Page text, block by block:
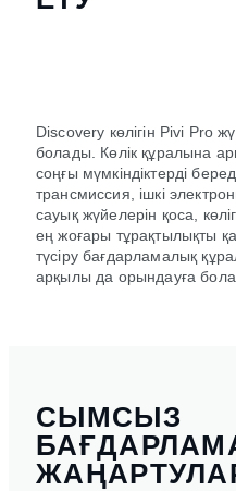
Discovery көлігін Pivi Pro
болады. Көлік құралына
соңғы мүмкіндіктерді
трансмиссия, ішкі
сауық жүйелерін қоса,
ең жоғары тұрақтылықты
түсіру бағдарламалық
арқылы да орындауға
СЫМСЫЗ